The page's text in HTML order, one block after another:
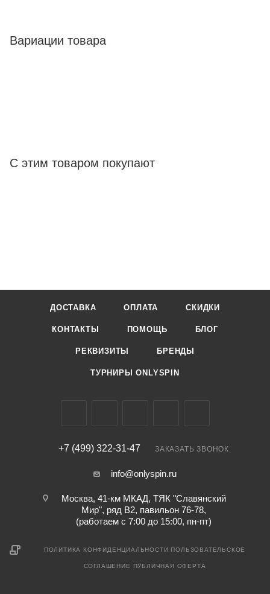
Вариации товара
С этим товаром покупают
ДОСТАВКА ОПЛАТА СКИДКИ
КОНТАКТЫ ПОМОЩЬ БЛОГ
РЕКВИЗИТЫ БРЕНДЫ
ТУРНИРЫ ONLYSPIN
+7 (499) 322-31-47 ЗАКАЗАТЬ ЗВОНОК
info@onlyspin.ru
Москва, 41-км МКАД, ТЯК "Славянский
Мир", ряд В2, павильон 76-78,
(работаем с 7:00 до 15:00, пн-пт)
ПОЛИТИКА КОНФИДЕНЦИАЛЬНОСТИ ПОЛЬЗОВАТЕЛЬСКОЕ
СОГЛАШЕНИЕ ПУБЛИЧНАЯ ОФЕРТА